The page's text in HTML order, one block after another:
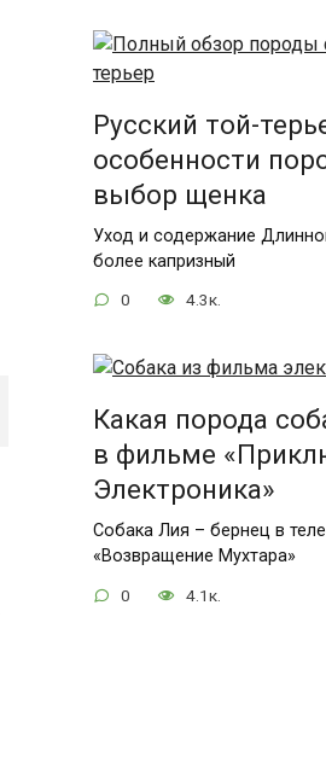
Русский той-
особенности
выбор щенка
Уход и содержание
более капризный
0 4.3к.
Какая порода
в фильме
Электроника»
Собака Лия – бернец в
«Возвращение Мухтара»
0 4.1к.